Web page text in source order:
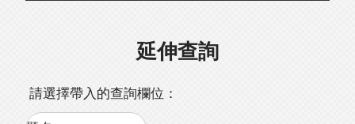
延伸查詢
請選擇帶入的查詢欄位：